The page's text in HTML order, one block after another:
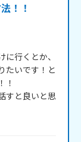
！！
行くとか、
たいです！と
！
すと良いと思